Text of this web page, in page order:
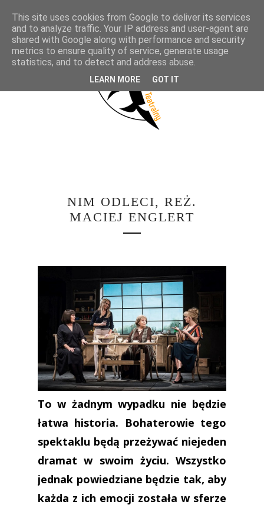
NIM ODLECI, REŻ.
MACIEJ ENGLERT
To w żadnym wypadku nie będzie
łatwa historia. Bohaterowie tego
spektaklu będą przeżywać niejeden
dramat w swoim życiu. Wszystko
jednak powiedziane będzie tak, aby
każda z ich emocji została w sferze
This site uses cookies from Google to deliver its services
and to analyze traffic. Your IP address and user-agent are
shared with Google along with performance and security
metrics to ensure quality of service, generate usage
statistics, and to detect and address abuse.
LEARN MORE GOT IT